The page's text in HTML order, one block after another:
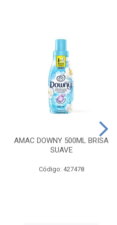
AMAC DOWNY 500ML BRISA
SUAVE
Código: 427478